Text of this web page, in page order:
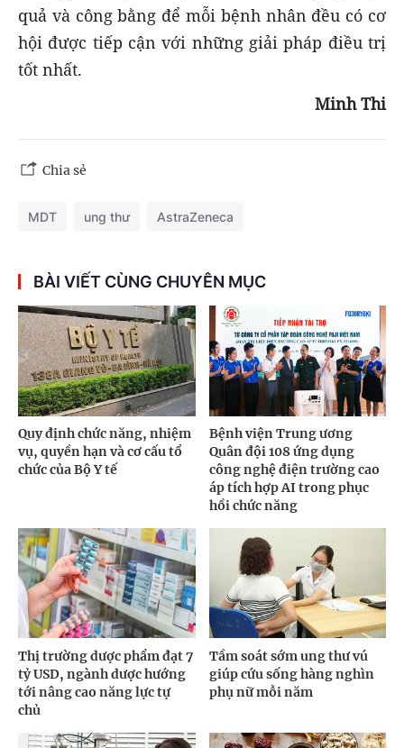
quả và công bằng để mỗi bệnh nhân đều có cơ
hội được tiếp cận với những giải pháp điều trị
tốt nhất.
Minh Thi
Chia sẻ
MDT ung thư AstraZeneca
BÀI VIẾT CÙNG CHUYÊN MỤC
Quy định chức năng, nhiệm
vụ, quyền hạn và cơ cấu tổ
chức của Bộ Y tế
Bệnh viện Trung ương
Quân đội 108 ứng dụng
công nghệ điện trường cao
áp tích hợp AI trong phục
hồi chức năng
Thị trường dược phẩm đạt 7
tỷ USD, ngành dược hướng
tới nâng cao năng lực tự
chủ
Tầm soát sớm ung thư vú
giúp cứu sống hàng nghìn
phụ nữ mỗi năm